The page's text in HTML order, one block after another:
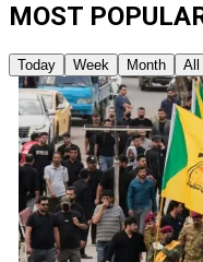
MOST
Today Week Month All